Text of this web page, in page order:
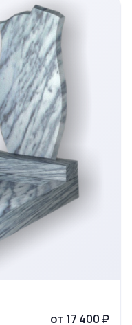
от 17 400 ₽